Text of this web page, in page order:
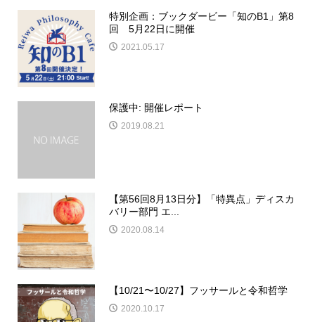
特別企画：ブックダービー「知のB1」第8
回 5月22日に開催
2021.05.17
保護中: 開催レポート
2019.08.21
【第56回8月13日分】「特異点」ディスカ
バリー部門 エ...
2020.08.14
【10/21〜10/27】フッサールと令和哲学
2020.10.17